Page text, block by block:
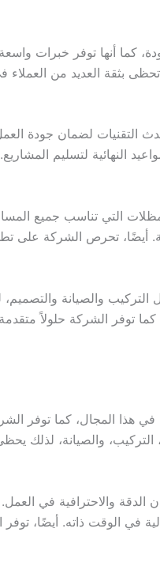
كما أنها توفر خبرات
تحظى بثقة العديد من
التقنيات لضمان جودة
النهائية لتسليم
التي تناسب جميع
أيضًا، تحرص الشركة على
والصيانة
توفر الشركة حلولاً
المجال، كما توفر
والصيانة، لذلك يحظى
والاحترافية في
في الوقت ذاته. أيضًا،